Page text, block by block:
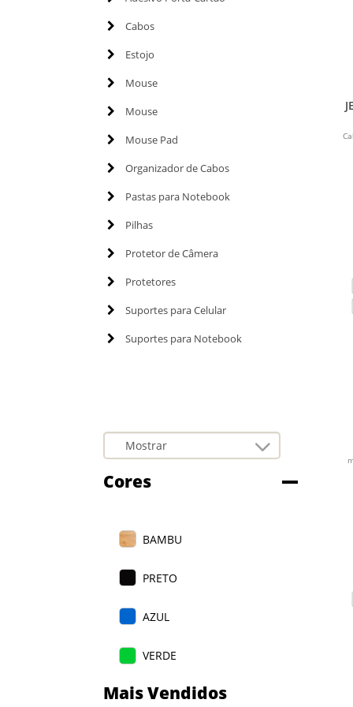
Cabos
Estojo
Mouse
Mouse
Mouse Pad
Organizador de Cabos
Pastas para Notebook
Pilhas
Protetor de Câmera
Protetores
Suportes para Celular
Suportes para Notebook
Cores
BAMBU
PRETO
AZUL
VERDE
VERMELHO
Mais Vendidos